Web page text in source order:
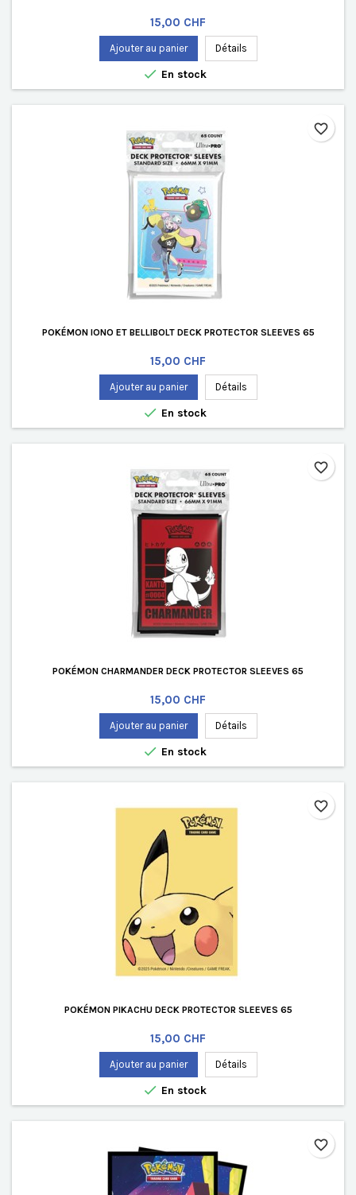
Prix
15,00 CHF
Ajouter au panier Détails
 En stock
POKÉMON IONO ET BELLIBOLT DECK PROTECTOR SLEEVES 65
Prix
15,00 CHF
Ajouter au panier Détails
 En stock
favorite_border
POKÉMON CHARMANDER DECK PROTECTOR SLEEVES 65
Prix
15,00 CHF
Ajouter au panier Détails
 En stock
favorite_border
POKÉMON PIKACHU DECK PROTECTOR SLEEVES 65
Prix
15,00 CHF
Ajouter au panier Détails
 En stock
favorite_border
favorite_border